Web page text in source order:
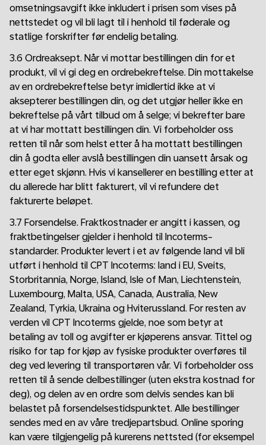
omsetningsavgift ikke inkludert i prisen som vises på
nettstedet og vil bli lagt til i henhold til føderale og
statlige forskrifter før endelig betaling.
3.6 Ordreaksept. Når vi mottar bestillingen din for et
produkt, vil vi gi deg en ordrebekreftelse. Din mottakelse
av en ordrebekreftelse betyr imidlertid ikke at vi
aksepterer bestillingen din, og det utgjør heller ikke en
bekreftelse på vårt tilbud om å selge; vi bekrefter bare
at vi har mottatt bestillingen din. Vi forbeholder oss
retten til når som helst etter å ha mottatt bestillingen
din å godta eller avslå bestillingen din uansett årsak og
etter eget skjønn. Hvis vi kansellerer en bestilling etter at
du allerede har blitt fakturert, vil vi refundere det
fakturerte beløpet.
3.7 Forsendelse. Fraktkostnader er angitt i kassen, og
fraktbetingelser gjelder i henhold til Incoterms-
standarder. Produkter levert i et av følgende land vil bli
utført i henhold til CPT Incoterms: land i EU, Sveits,
Storbritannia, Norge, Island, Isle of Man, Liechtenstein,
Luxembourg, Malta, USA, Canada, Australia, New
Zealand, Tyrkia, Ukraina og Hviterussland. For resten av
verden vil CPT Incoterms gjelde, noe som betyr at
betaling av toll og avgifter er kjøperens ansvar. Tittel og
risiko for tap for kjøp av fysiske produkter overføres til
deg ved levering til transportøren vår. Vi forbeholder oss
retten til å sende delbestillinger (uten ekstra kostnad for
deg), og delen av en ordre som delvis sendes kan bli
belastet på forsendelsestidspunktet. Alle bestillinger
sendes med en av våre tredjepartsbud. Online sporing
kan være tilgjengelig på kurerens nettsted (for eksempel